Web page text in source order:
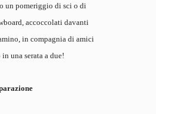
un pomeriggio di sci o di
accoccolati davanti
in compagnia di amici
una serata a due!